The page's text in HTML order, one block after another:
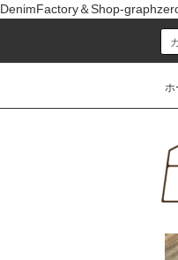
DenimFactory＆Shop-
ホ